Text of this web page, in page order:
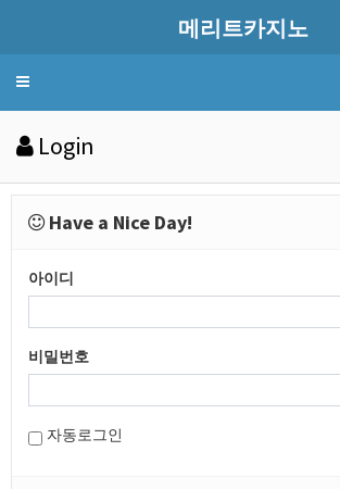
메리트카지노
Toggle
Login
Have a Nice Day!
아이디
비밀번호
자동로그인